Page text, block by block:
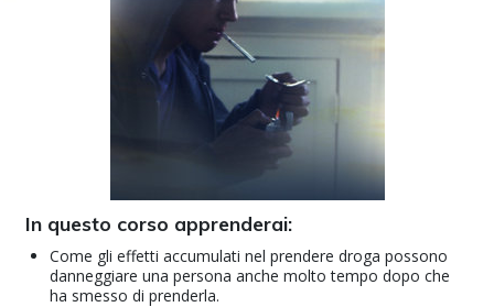
In questo corso apprenderai:
Come gli effetti accumulati nel prendere droga possono
danneggiare una persona anche molto tempo dopo che
ha smesso di prenderla.